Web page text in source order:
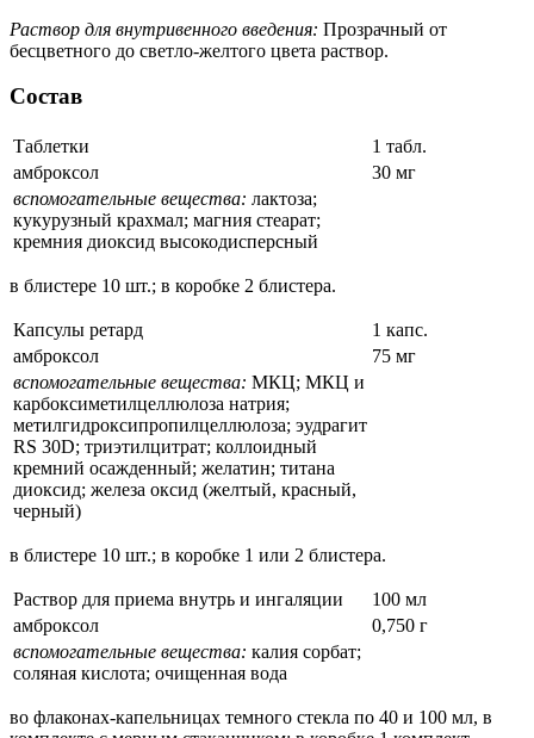
Раствор для внутривенного введения: Прозрачный от
бесцветного до светло-желтого цвета раствор.
Состав
Таблетки
1 табл.
амброксол
30 мг
вспомогательные вещества: лактоза;
кукурузный крахмал; магния стеарат;
кремния диоксид высокодисперсный
в блистере 10 шт.; в коробке 2 блистера.
Капсулы ретард
1 капс.
амброксол
75 мг
вспомогательные вещества: МКЦ; МКЦ и
карбоксиметилцеллюлоза натрия;
метилгидроксипропилцеллюлоза; эудрагит
RS 30D; триэтилцитрат; коллоидный
кремний осажденный; желатин; титана
диоксид; железа оксид (желтый, красный,
черный)
в блистере 10 шт.; в коробке 1 или 2 блистера.
Раствор для приема внутрь и ингаляции
100 мл
амброксол
0,750 г
вспомогательные вещества: калия сорбат;
соляная кислота; очищенная вода
во флаконах-капельницах темного стекла по 40 и 100 мл, в